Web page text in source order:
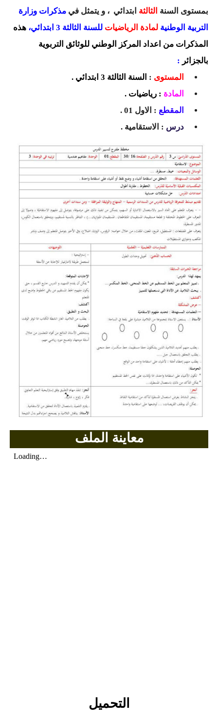
السنة الاولى متوسط
السنة الثانية متوسط
السنة الثالثة متوسط
السنة الرابعة متوسط
بنك مذكرات الاستاذ
بنك التوزيعات الشهرية
دفاتر استاذ التعليم الابتدائي
المسابقات المهنية
البحوث الجاهزة
بحوث اللغة العربية
بحوث الرياضيات
بحوث التاريخ و الجغرافيا
بحوث الفيزياء و الكيمياء
بحوث اللغة الفرنسية
بحوث اللغة الانجليزية
بحوث في مجالات اخرى
بمستوى السنة الثالثة ابتدائي ، و يتمثل في مذكرات وزارة
التربية الوطنية لمادة الرياضيات للسنة الثالثة 3 ابتدائي،
هذه
المذكرات من اعداد المركز الوطني للوثائق التربوية
بالجزائر :
المستوى : السنة الثالثة 3 ابتدائي .
المادة : رياضيات .
المقطع : الاول 01
.
درس : الاستقامية .
معاينة الملف
التحميل